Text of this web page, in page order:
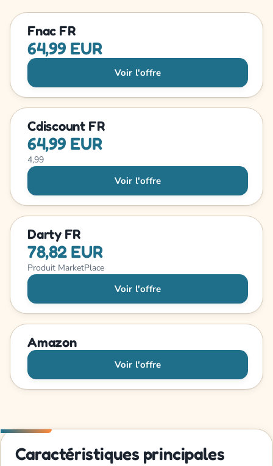
Fnac FR
64,99 EUR
Voir l'offre
Cdiscount FR
64,99 EUR
4,99
Voir l'offre
Darty FR
78,82 EUR
Produit MarketPlace
Voir l'offre
Amazon
Voir l'offre
Caractéristiques principales